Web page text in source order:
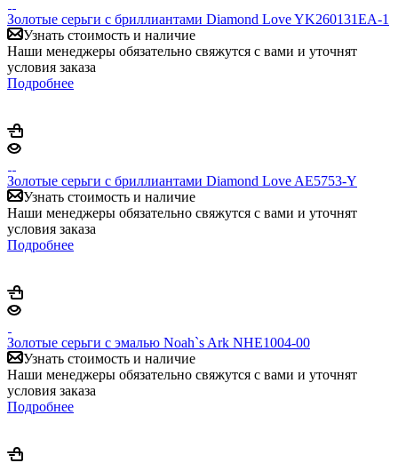
Золотые серьги с бриллиантами Diamond Love YK260131EA-1
Узнать стоимость и наличие
Наши менеджеры обязательно свяжутся с вами и уточнят
условия заказа
Подробнее
Золотые серьги с бриллиантами Diamond Love AE5753-Y
Узнать стоимость и наличие
Наши менеджеры обязательно свяжутся с вами и уточнят
условия заказа
Подробнее
Золотые серьги с эмалью Noah`s Ark NHE1004-00
Узнать стоимость и наличие
Наши менеджеры обязательно свяжутся с вами и уточнят
условия заказа
Подробнее